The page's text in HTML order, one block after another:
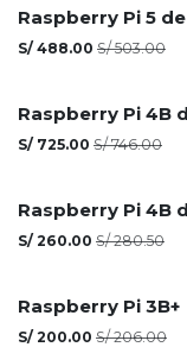
Raspberry Pi 5
S/ 488.00 S/503.00
Raspberry Pi 4B
S/ 725.00 S/746.00
Raspberry Pi 4B
S/ 260.00 S/280.50
Raspberry Pi 3B+
S/ 200.00 S/206.00